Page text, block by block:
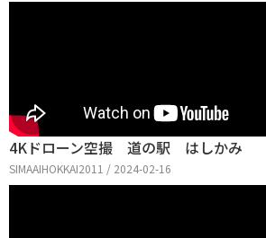
4Kドローン空撮 道の駅 はしかみ
SIMAAIHOKKAI2011 / 2024-02-16